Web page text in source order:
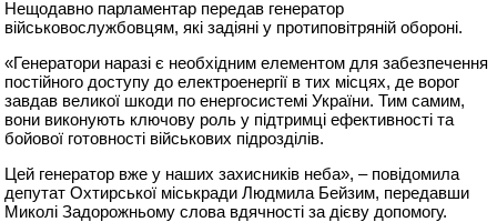
Нещодавно парламентар передав генератор
військовослужбовцям, які задіяні у протиповітряній обороні.
«Генератори наразі є необхідним елементом для забезпечення
постійного доступу до електроенергії в тих місцях, де ворог
завдав великої шкоди по енергосистемі України. Тим самим,
вони виконують ключову роль у підтримці ефективності та
бойової готовності військових підрозділів.
Цей генератор вже у наших захисників неба», – повідомила
депутат Охтирської міськради Людмила Бейзим, передавши
Миколі Задорожньому слова вдячності за дієву допомогу.